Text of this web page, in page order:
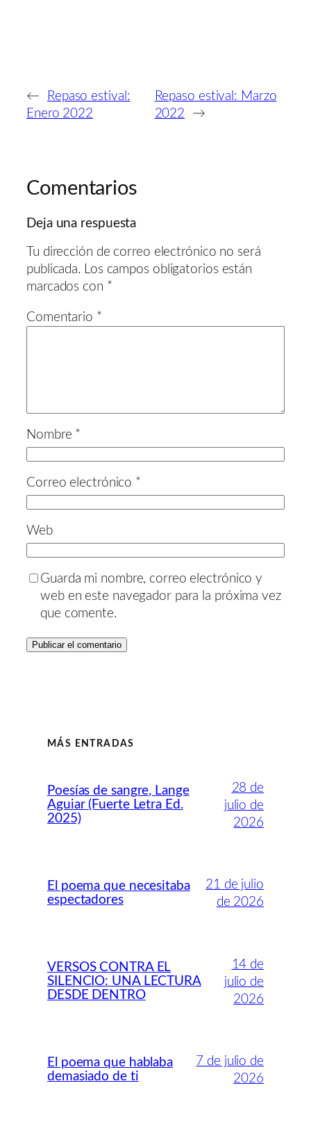
←
Repaso estival:
Enero 2022
Repaso estival: Marzo
2022
→
Comentarios
Deja una respuesta
Tu dirección de correo electrónico no será
publicada. Los campos obligatorios están
marcados con *
Comentario *
Nombre *
Correo electrónico *
Web
Guarda mi nombre, correo electrónico y
web en este navegador para la próxima vez
que comente.
MÁS ENTRADAS
Poesías de sangre, Lange
Aguiar (Fuerte Letra Ed.
2025)
28 de
julio de
2026
El poema que necesitaba
espectadores
21 de julio
de 2026
VERSOS CONTRA EL
SILENCIO: UNA LECTURA
DESDE DENTRO
14 de
julio de
2026
El poema que hablaba
demasiado de ti
7 de julio de
2026